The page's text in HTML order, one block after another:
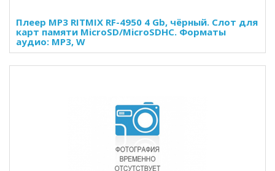
Плеер MP3 RITMIX RF-4950 4 Gb, чёрный. Слот для
карт памяти MicroSD/MicroSDHC. Форматы
аудио: MP3, W